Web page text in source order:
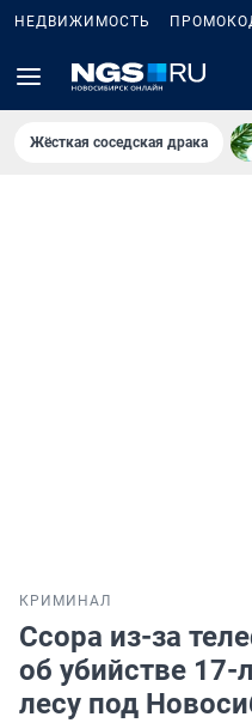
НЕДВИЖИМОСТЬ
Жёсткая соседская драка
КРИМИНАЛ
Ссора из-за
об убийстве 17-
лесу под